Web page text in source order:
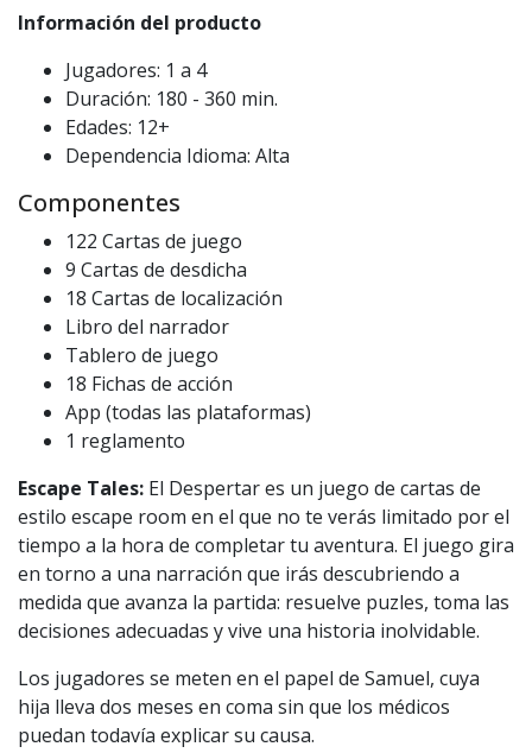
Información del producto
Jugadores: 1 a 4
Duración: 180 - 360 min.
Edades: 12+
Dependencia Idioma: Alta
Componentes
122 Cartas de juego
9 Cartas de desdicha
18 Cartas de localización
Libro del narrador
Tablero de juego
18 Fichas de acción
App (todas las plataformas)
1 reglamento
Escape Tales: El Despertar es un juego de cartas de
estilo escape room en el que no te verás limitado por el
tiempo a la hora de completar tu aventura. El juego gira
en torno a una narración que irás descubriendo a
medida que avanza la partida: resuelve puzles, toma las
decisiones adecuadas y vive una historia inolvidable.
Los jugadores se meten en el papel de Samuel, cuya
hija lleva dos meses en coma sin que los médicos
puedan todavía explicar su causa.